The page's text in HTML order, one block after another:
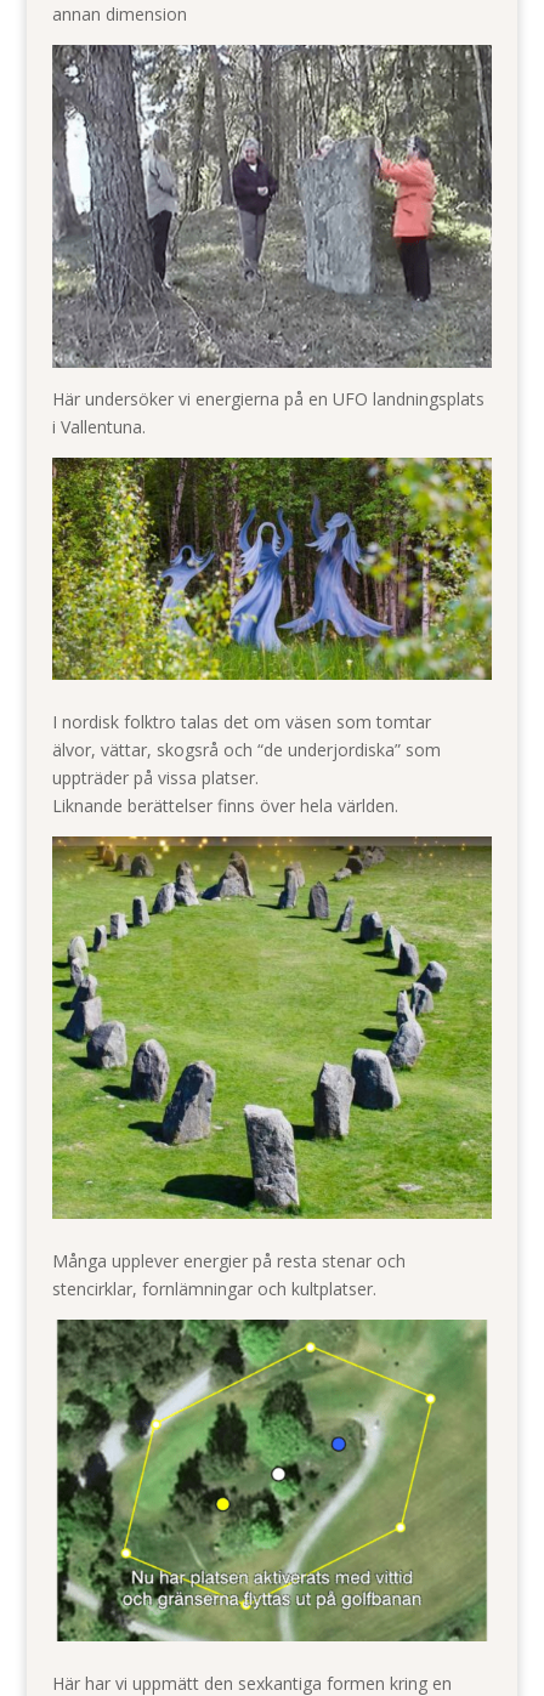
annan dimension
Här undersöker vi energierna på en UFO landningsplats
i Vallentuna.
I nordisk folktro talas det om väsen som tomtar
älvor, vättar, skogsrå och “de underjordiska” som
uppträder på vissa platser.
Liknande berättelser finns över hela världen.
Många upplever energier på resta stenar och
stencirklar, fornlämningar och kultplatser.
Här har vi uppmätt den sexkantiga formen kring en